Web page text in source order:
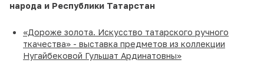
народа и Республики Татарстан
«Дороже золота. Искусство татарского ручного
ткачества» - выставка предметов из коллекции
Нугайбековой Гульшат Ардинатовны»